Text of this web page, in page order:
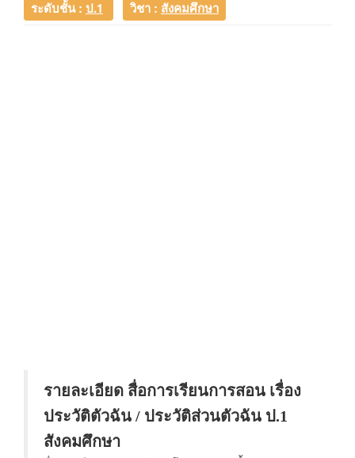
ระดับชั้น : ป.1 วิชา : สังคมศึกษา
รายละเอียด สื่อการเรียนการสอน เรื่อง
ประวัติตัวฉัน / ประวัติส่วนตัวฉัน ป.1
สังคมศึกษา